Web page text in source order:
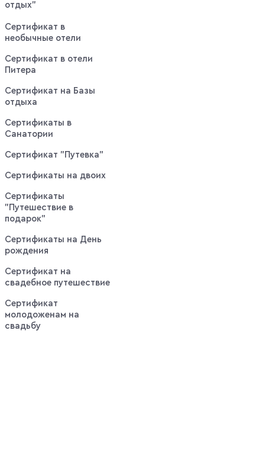
отдых"
Сертификат в
необычные отели
Сертификат в отели
Питера
Сертификат на Базы
отдыха
Сертификаты в
Санатории
Сертификат "Путевка"
Сертификаты на двоих
Сертификаты
"Путешествие в
подарок"
Сертификаты на День
рождения
Сертификат на
свадебное путешествие
Сертификат
молодоженам на
свадьбу